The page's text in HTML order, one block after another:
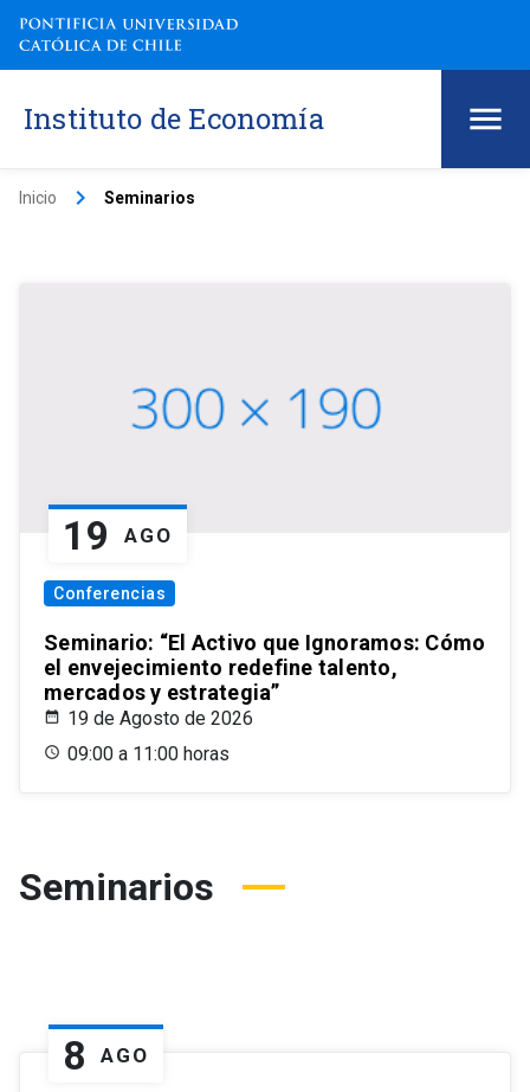
Instituto de Economía
Inicio keyboard_arrow_right Seminarios
19 AGO
Conferencias
Seminario: “El Activo que Ignoramos: Cómo
el envejecimiento redefine talento,
mercados y estrategia”
19 de Agosto de 2026
09:00 a 11:00 horas
Seminarios
8 AGO